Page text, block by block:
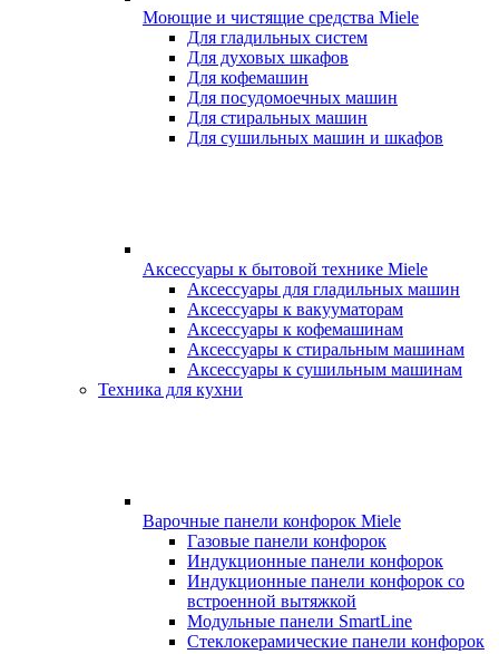
Моющие и чистящие средства Miele
Для гладильных систем
Для духовых шкафов
Для кофемашин
Для посудомоечных машин
Для стиральных машин
Для сушильных машин и шкафов
Аксессуары к бытовой технике Miele
Аксессуары для гладильных машин
Аксессуары к вакууматорам
Аксессуары к кофемашинам
Аксессуары к стиральным машинам
Аксессуары к сушильным машинам
Техника для кухни
Варочные панели конфорок Miele
Газовые панели конфорок
Индукционные панели конфорок
Индукционные панели конфорок со
встроенной вытяжкой
Модульные панели SmartLine
Стеклокерамические панели конфорок